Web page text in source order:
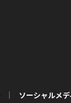
ソーシャルメ